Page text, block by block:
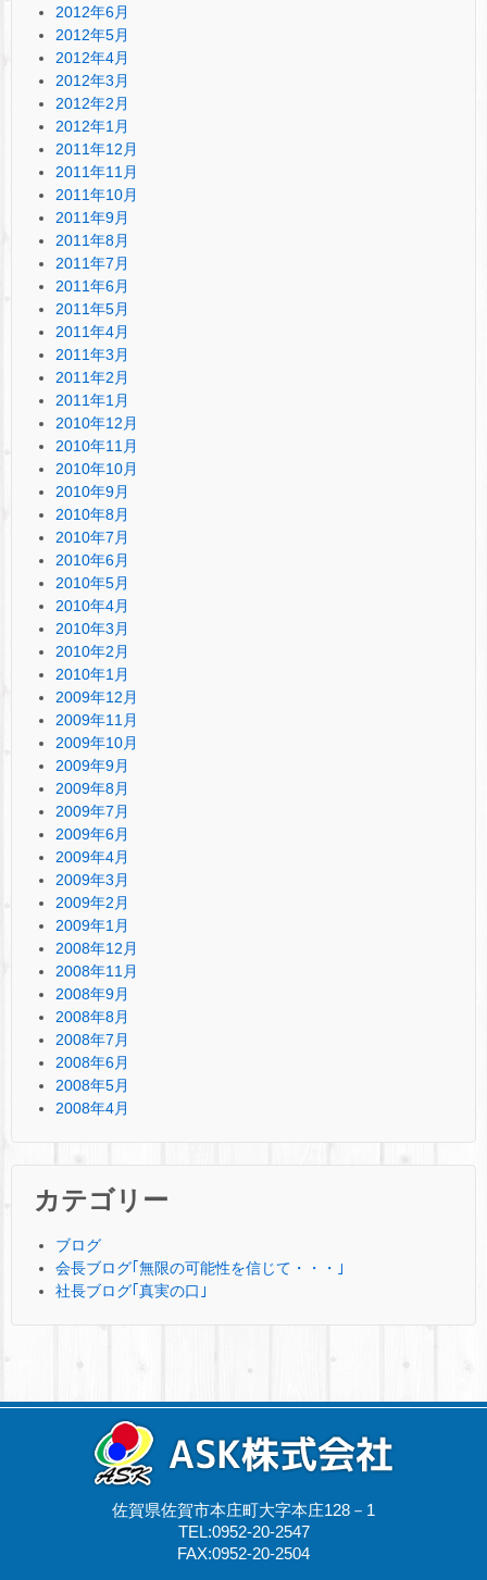
2012年6月
2012年5月
2012年4月
2012年3月
2012年2月
2012年1月
2011年12月
2011年11月
2011年10月
2011年9月
2011年8月
2011年7月
2011年6月
2011年5月
2011年4月
2011年3月
2011年2月
2011年1月
2010年12月
2010年11月
2010年10月
2010年9月
2010年8月
2010年7月
2010年6月
2010年5月
2010年4月
2010年3月
2010年2月
2010年1月
2009年12月
2009年11月
2009年10月
2009年9月
2009年8月
2009年7月
2009年6月
2009年4月
2009年3月
2009年2月
2009年1月
2008年12月
2008年11月
2008年9月
2008年8月
2008年7月
2008年6月
2008年5月
2008年4月
カテゴリー
ブログ
会長ブログ｢無限の可能性を信じて・・・｣
社長ブログ｢真実の口｣
佐賀県佐賀市本庄町大字本庄128－1
TEL:0952-20-2547
FAX:0952-20-2504